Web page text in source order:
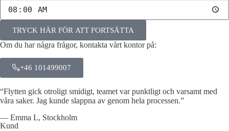
TRYCK HÄR FÖR ATT FORTSÄTTA
Om du har några frågor, kontakta vårt kontor på:
+46 101499007
“Flytten gick otroligt smidigt, teamet var punktligt och varsamt med
våra saker. Jag kunde slappna av genom hela processen.”
— Emma L, Stockholm
Kund